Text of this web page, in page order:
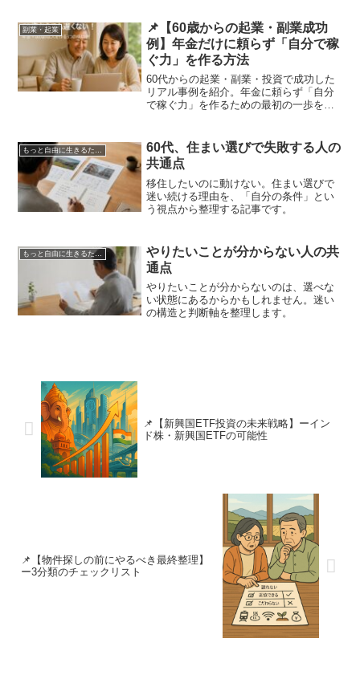
副業・起業
📌【60歳からの起業・副業成功
例】年金だけに頼らず「自分で稼
ぐ力」を作る方法
60代からの起業・副業・投資で成功した
リアル事例を紹介。年金に頼らず「自分
で稼ぐ力」を作るための最初の一歩を徹
60代、住まい選びで失敗する人の
共通点
移住したいのに動けない。住まい選びで
迷い続ける理由を、「自分の条件」とい
う視点から整理する記事です。
もっと自由に生きるための判断軸
やりたいことが分からない人の共
通点
やりたいことが分からないのは、選べな
い状態にあるからかもしれません。迷い
の構造と判断軸を整理します。
📌【新興国ETF投資の未来戦略】ーイン
ド株・新興国ETFの可能性
📌【物件探しの前にやるべき最終整理】
ー3分類のチェックリスト